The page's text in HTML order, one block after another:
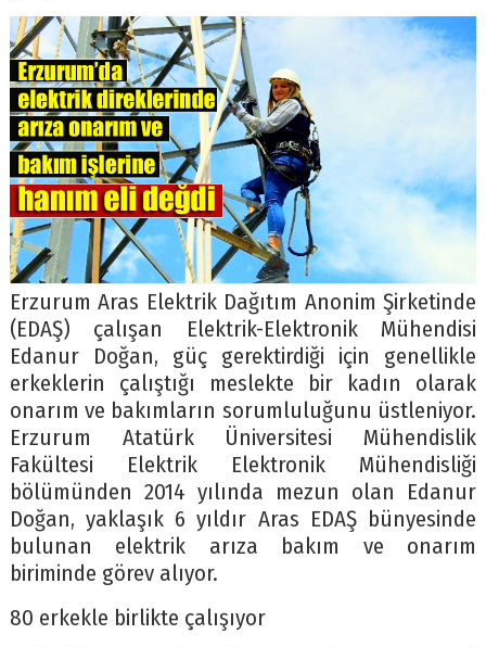
Erzurum Aras Elektrik Dağıtım Anonim Şirketinde
(EDAŞ) çalışan Elektrik-Elektronik Mühendisi
Edanur Doğan, güç gerektirdiği için genellikle
erkeklerin çalıştığı meslekte bir kadın olarak
onarım ve bakımların sorumluluğunu üstleniyor.
Erzurum Atatürk Üniversitesi Mühendislik
Fakültesi Elektrik Elektronik Mühendisliği
bölümünden 2014 yılında mezun olan Edanur
Doğan, yaklaşık 6 yıldır Aras EDAŞ bünyesinde
bulunan elektrik arıza bakım ve onarım
biriminde görev alıyor.
80 erkekle birlikte çalışıyor